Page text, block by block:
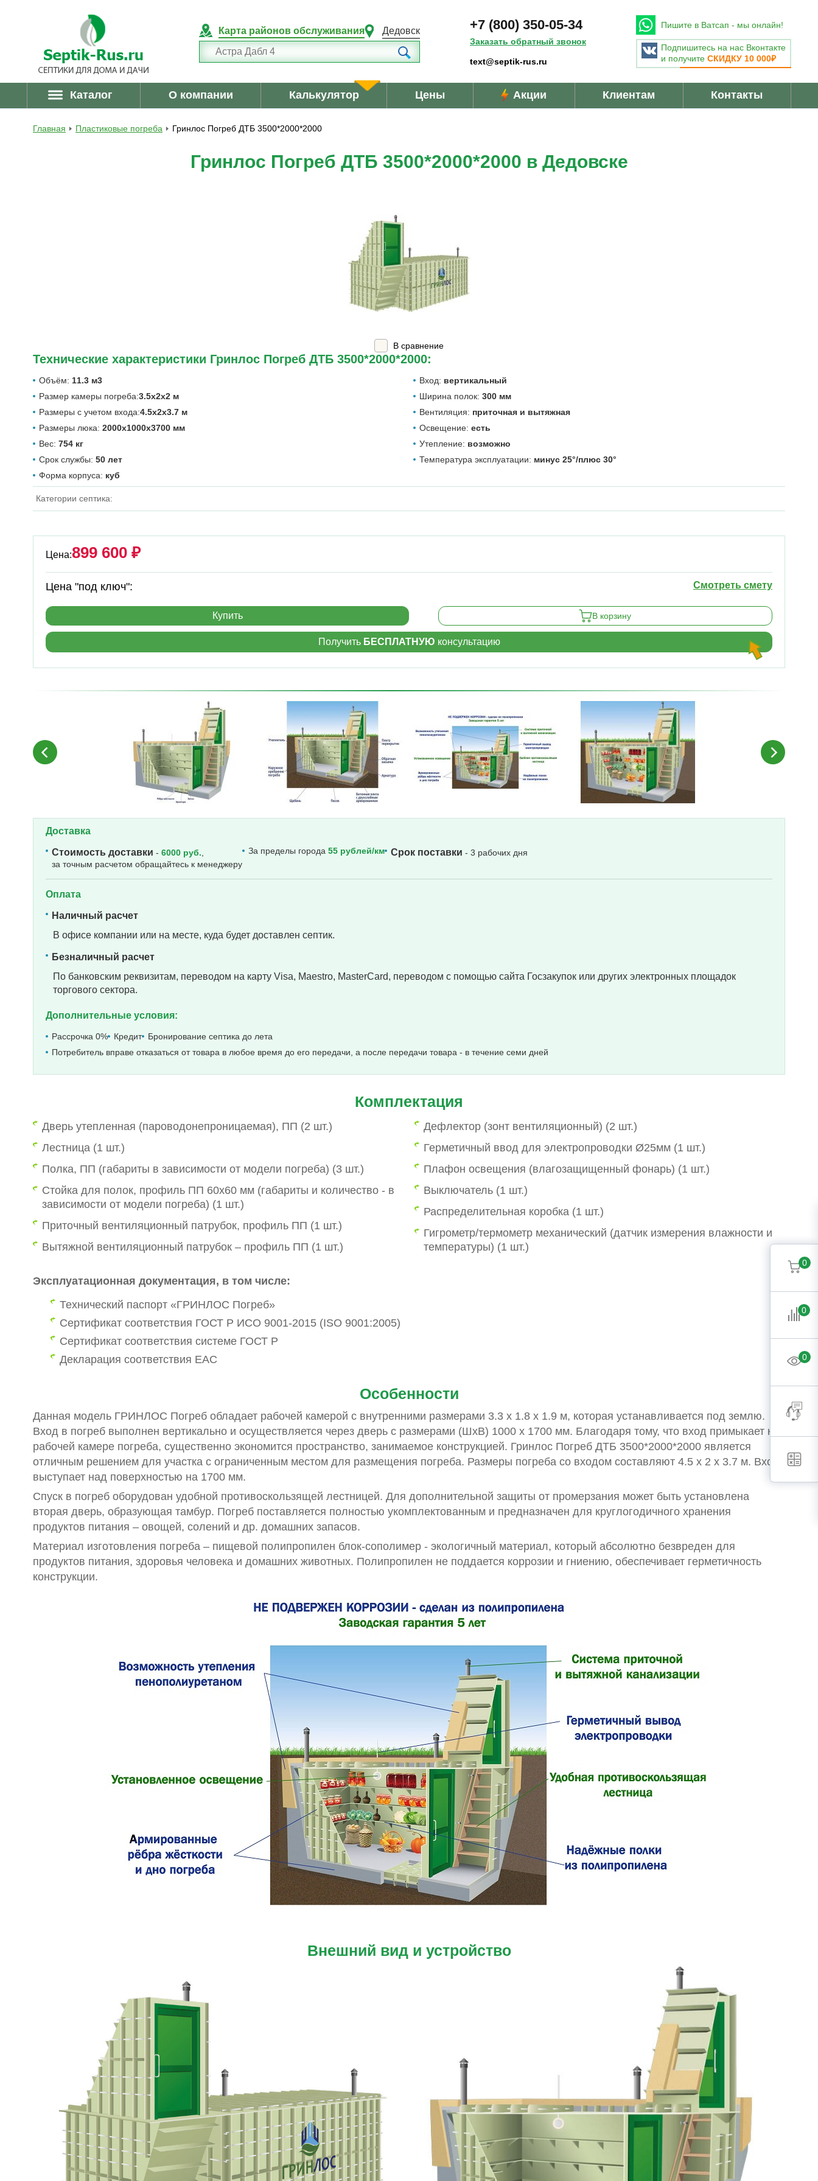
Карта районов обслуживания Дедовск +7 (800) 350-05-34
Заказать обратный звонок
text@septik-rus.ru
Пишите в Ватсап - мы онлайн!
Подпишитесь на нас Вконтакте
и получите СКИДКУ 10 000₽
Каталог О компании Калькулятор Цены Акции Клиентам Контакты
Главная Пластиковые погреба Гринлос Погреб ДТБ 3500*2000*2000
Гринлос Погреб ДТБ 3500*2000*2000 в Дедовске
В сравнение
Технические характеристики Гринлос Погреб ДТБ 3500*2000*2000:
Объём: 11.3 м3
Размер камеры погреба:3.5х2х2 м
Размеры с учетом входа:4.5х2х3.7 м
Размеры люка: 2000х1000х3700 мм
Вес: 754 кг
Срок службы: 50 лет
Форма корпуса: куб
Вход: вертикальный
Ширина полок: 300 мм
Вентиляция: приточная и вытяжная
Освещение: есть
Утепление: возможно
Температура эксплуатации: минус 25°/плюс 30°
Категории септика:
Доставка
Стоимость доставки - 6000 руб.
за точным расчетом обращайтесь к менеджеру
За пределы города 55 рублей/км Срок поставки - 3 рабочих дня
Оплата
Наличный расчет
В офисе компании или на месте, куда будет доставлен септик.
Безналичный расчет
По банковским реквизитам, переводом на карту Visa, Maestro, MasterCard, переводом с помощью сайта Госзакупок или других электронных площадок
торгового сектора.
Дополнительные условия:
Рассрочка 0% Кредит
Бронирование септика до лета
Потребитель вправе отказаться от товара в любое время до его передачи, а после передачи товара - в течение семи дней
Цена:899 600 ₽
Цена "под ключ": Смотреть смету
Купить В корзину
Получить БЕСПЛАТНУЮ консультацию
Комплектация
Дверь утепленная (пароводонепроницаемая), ПП (2 шт.)
Лестница (1 шт.)
Полка, ПП (габариты в зависимости от модели погреба) (3 шт.)
Стойка для полок, профиль ПП 60х60 мм (габариты и количество - в
зависимости от модели погреба) (1 шт.)
Приточный вентиляционный патрубок, профиль ПП (1 шт.)
Вытяжной вентиляционный патрубок – профиль ПП (1 шт.)
Дефлектор (зонт вентиляционный) (2 шт.)
Герметичный ввод для электропроводки Ø25мм (1 шт.)
Плафон освещения (влагозащищенный фонарь) (1 шт.)
Выключатель (1 шт.)
Распределительная коробка (1 шт.)
Гигрометр/термометр механический (датчик измерения влажности и
температуры) (1 шт.)
Эксплуатационная документация, в том числе:
Технический паспорт «ГРИНЛОС Погреб»
Сертификат соответствия ГОСТ Р ИСО 9001-2015 (ISO 9001:2005)
Сертификат соответствия системе ГОСТ Р
Декларация соответствия ЕАС
Особенности
Данная модель ГРИНЛОС Погреб обладает рабочей камерой с внутренними размерами 3.3 x 1.8 x 1.9 м, которая устанавливается под землю.
Вход в погреб выполнен вертикально и осуществляется через дверь с размерами (ШxВ) 1000 x 1700 мм. Благодаря тому, что вход примыкает к
рабочей камере погреба, существенно экономится пространство, занимаемое конструкцией. Гринлос Погреб ДТБ 3500*2000*2000 является
отличным решением для участка с ограниченным местом для размещения погреба. Размеры погреба со входом составляют 4.5 х 2 х 3.7 м. Вход
выступает над поверхностью на 1700 мм.
Спуск в погреб оборудован удобной противоскользящей лестницей. Для дополнительной защиты от промерзания может быть установлена
вторая дверь, образующая тамбур. Погреб поставляется полностью укомплектованным и предназначен для круглогодичного хранения
продуктов питания – овощей, солений и др. домашних запасов.
Материал изготовления погреба – пищевой полипропилен блок-сополимер - экологичный материал, который абсолютно безвреден для
продуктов питания, здоровья человека и домашних животных. Полипропилен не поддается коррозии и гниению, обеспечивает герметичность
конструкции.
Внешний вид и устройство
0
0
0